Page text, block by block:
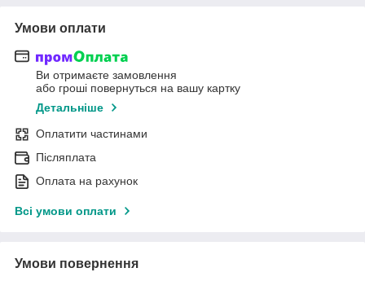
Умови оплати
Ви отримаєте замовлення
або гроші повернуться на вашу картку
Детальніше
Оплатити частинами
Післяплата
Оплата на рахунок
Всі умови оплати
Умови повернення